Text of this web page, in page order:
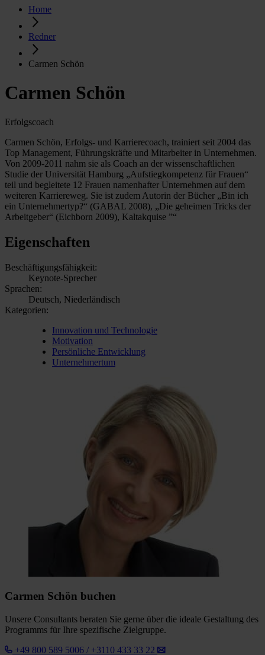
Home
Redner
Carmen Schön
Carmen Schön
Erfolgscoach
Carmen Schön, Erfolgs- und Karrierecoach, trainiert seit 2004 das
Top Management, Führungskräfte und Mitarbeiter in Unternehmen.
Von 2009-2011 nahm sie als Coach an der wissenschaftlichen
Studie der Universität Hamburg „Aufstiegkompetenz für Frauen“
teil und begleitete 12 Frauen namenhafter Unternehmen auf dem
weiteren Karriereweg. Sie ist zudem Autorin der Bücher „Bin ich
ein Unternehmertyp?“ (GABAL 2008), „Die geheimen Tricks der
Arbeitgeber“ (Eichborn 2009), Kaltakquise ”“
Eigenschaften
Beschäftigungsfähigkeit:
Keynote-Sprecher
Sprachen:
Deutsch, Niederländisch
Kategorien:
Innovation und Technologie
Motivation
Persönliche Entwicklung
Unternehmertum
Carmen Schön buchen
Unsere Consultants beraten Sie gerne über die ideale Gestaltung des
Programms für Ihre spezifische Zielgruppe.
+49 800 589 5006 / +3110 433 33 22